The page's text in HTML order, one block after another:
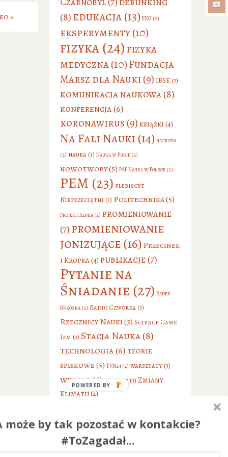
»
(8)edukacja(13) EKG(2)
eksperymenty(10)
fizyka(24)fizyka
medyczna(10)Fundacja
Marsz dla Nauki(9) IBSE(3)
komunikacja naukowa(8)
konferencja(6)
koronawirus (9) książki (4)
Na Fali Nauki (14) nagroda
(2) nauka(3) Nauka w Pubie(2)
nowotwory(5) PAP Nauka w Polsce(2)
PEM (23) plebiscyt
Nieprzeciętni (3) Politechnika(5)
Projekt Alpha(2) promieniowanie
(7) promieniowanie
jonizujące (16) Przecinek
i Kropka(4) publikacje(7)
Pytanie na
Śniadanie (27) Radek
Brzózka(2) Radio Czwórka(3)
Rzecznicy Nauki(5)Science Game
Jam (3) Stacja Nauka(8)
technologia(6) teorie
spiskowe(5) TVN24(2) warsztaty(3)
wykład (6) wywiad(3) Zmiany
Klimatu(4)
może by tak pozostać w kontakcie?
#ToZagadał...
POWERED BY